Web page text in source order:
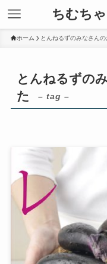
ちむち
ホーム とんねるずのみなさん
とんねるずの
た
– tag –